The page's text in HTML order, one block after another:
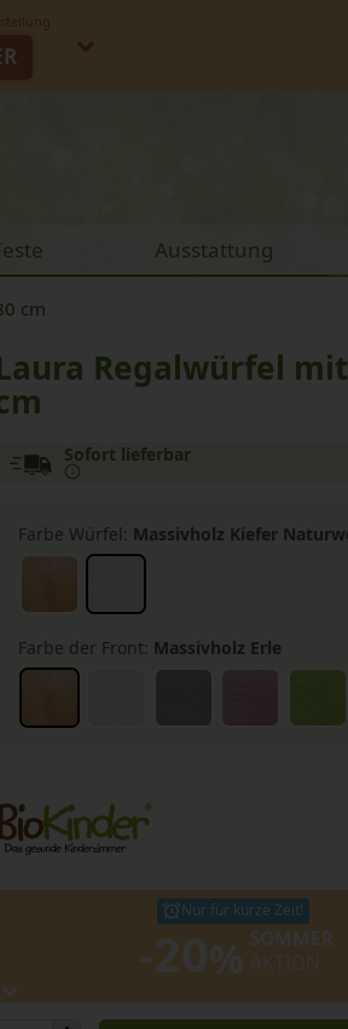
Ausstattung
cm
Regalwürfel
Sofort lieferbar
Farbe Würfel: Massivholz Kiefer
Farbe der Front: Massivholz Erle
Nur für kurze Zeit!